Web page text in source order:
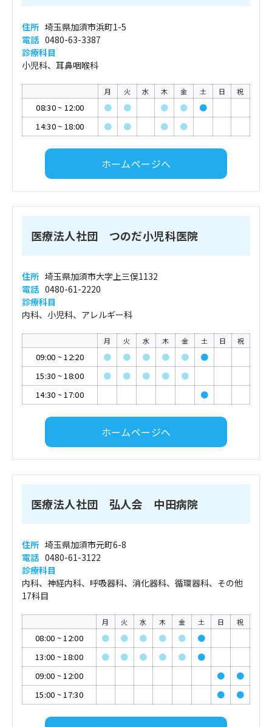
住所 埼玉県加須市浜町1-5
電話 0480-63-3387
診療科目
小児科、耳鼻咽喉科
月 火 水 木 金 土 日 祝
08:30~ 12:00 ● ● ● ●
●
14:30~ 18:00 ● ● ● ●
ホームページへ
医療法人社団 つのだ小児科医院
住所 埼玉県加須市大字上三俣1132
電話 0480-61-2220
診療科目
内科、小児科、アレルギー科
月 火 水 木 金 土 日 祝
09:00 ~12:20 ● ● ● ● ●
●
15:30 ~18:00 ● ● ● ●
●
14:30 ~17:00 ●
ホームページへ
医療法人社団 弘人会 中田病院
住所 埼玉県加須市元町6-8
電話 0480-61-3122
診療科目
内科、神経内科、呼吸器科、消化器科、循環器科、その他
17科目
月 火 水 木 金 土 日 祝
08:00 ~12:00 ● ● ● ● ●
●
13:00 ~18:00 ● ● ● ● ●
●
09:00 ~12:00 ●
●
15:00 ~17:30 ● ●